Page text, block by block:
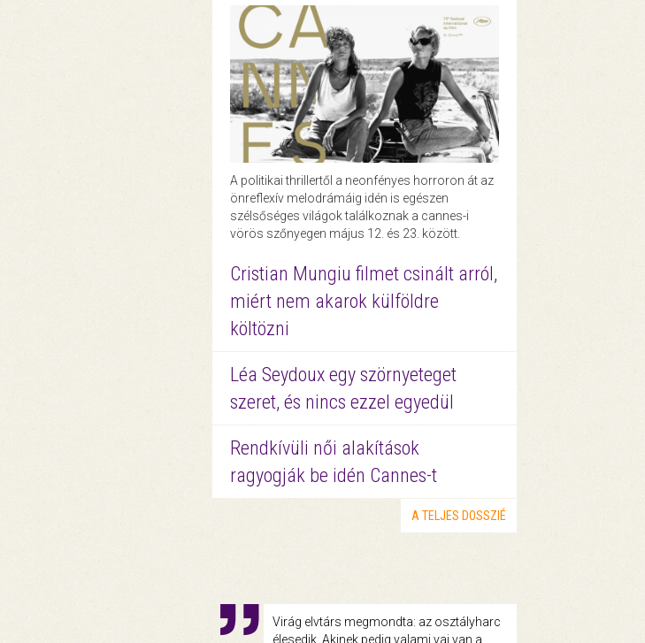
A politikai thrillertől a neonfényes horroron át az
önreflexív melodrámáig idén is egészen
szélsőséges világok találkoznak a cannes-i
vörös szőnyegen május 12. és 23. között.
Cristian Mungiu filmet csinált arról,
miért nem akarok külföldre
költözni
Léa Seydoux egy szörnyeteget
szeret, és nincs ezzel egyedül
Rendkívüli női alakítások
ragyogják be idén Cannes-t
A TELJES DOSSZIÉ
Virág elvtárs megmondta: az osztályharc
élesedik. Akinek pedig valami vaj van a